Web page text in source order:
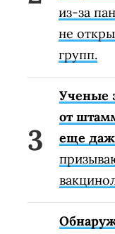
из-за
не
групп.
Ученые
от
еще